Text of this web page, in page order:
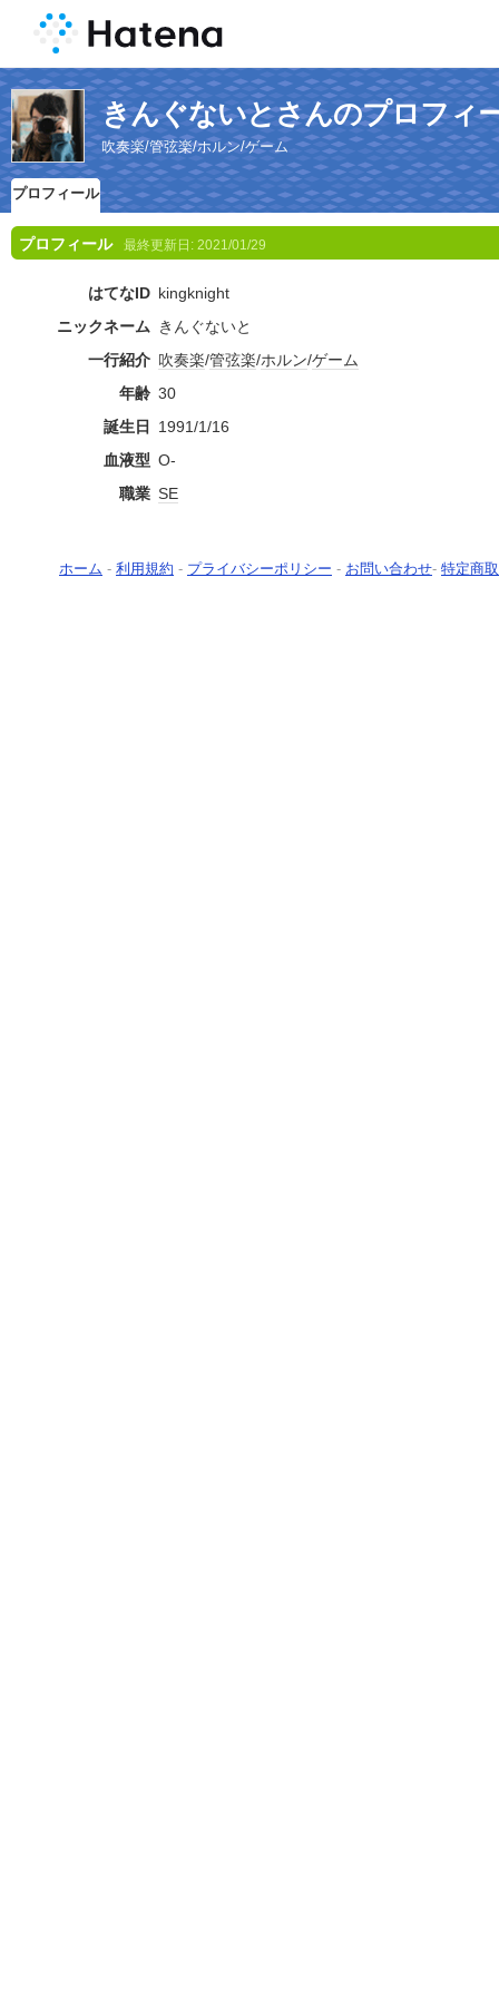
きんぐないとさんのプロフィ
吹奏楽/管弦楽/ホルン/ゲーム
プロフィール
プロフィール 最終更新日: 2021/01/29
はてなID kingknight
ニックネーム きんぐないと
一行紹介 吹奏楽/管弦楽/ホルン/ゲーム
年齢 30
誕生日
1991/1/16
血液型 O-
職業 SE
ホーム - 利用規約 - プライバシーポリシー - お問い合わせ- 特定商